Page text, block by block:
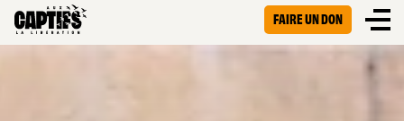
FAIRE UN DON